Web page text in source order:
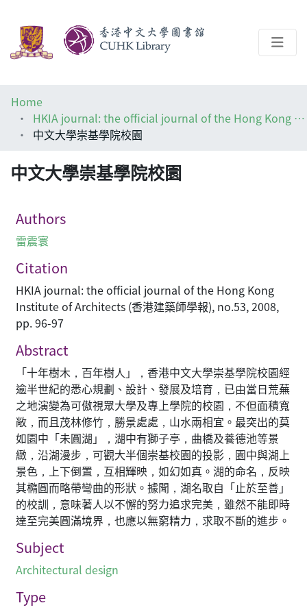
Help
Architecture Library
Home
HKIA journal: the official journal of the Hong Kong Institute of Architects (香港建築師學報)
中文大學崇基學院校園
中文大學崇基學院校園
Authors
雷震寰
Citation
HKIA journal: the official journal of the Hong Kong
Institute of Architects (香港建築師學報), no.53, 2008,
pp. 96-97
Abstract
「十年樹木，百年樹人」，香港中文大學崇基學院校園經
逾半世紀的悉心規劃、設計、發展及培育，已由當日荒蕪
之地演變為可傲視眾大學及專上學院的校園，不但面積寬
敞，而且茂林修竹，勝景處處，山水兩相宜。最突出的莫
如園中「未圓湖」，湖中有獅子亭，曲橋及養德池等景
緻，沿湖漫步，可觀大半個崇基校園的投影，園中與湖上
景色，上下倒置，互相輝映，如幻如真。湖的命名，反映
其橢圓而略帶彎曲的形狀。據聞，湖名取自「止於至善」
的校訓，意味著人以不懈的努力追求完美，雖然不能即時
達至完美圓滿境界，也應以無窮精力，求取不斷的進步。
Subject
Architectural design
Type